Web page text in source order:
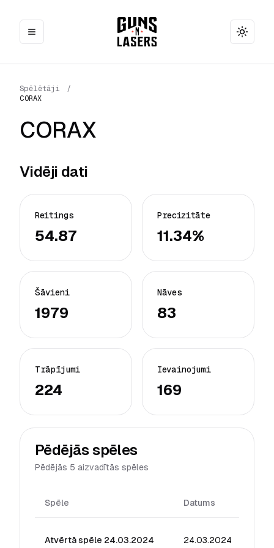
Toggle
Spēlētāji
/
CORAX
CORAX
Vidēji dati
Reitings
54.87
Precizitāte
11.34%
Šāvieni
1979
Nāves
83
Trāpījumi
224
Ievainojumi
169
Pēdējās spēles
Pēdējās 5 aizvadītās spēles
Spēle Datums
Atvērtā spēle 24.03.2024 24.03.2024